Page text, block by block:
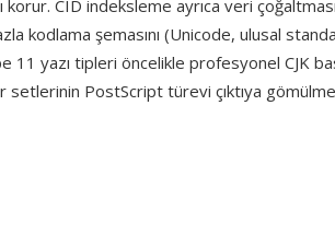
korur. CID indeksleme ayrıca veri
kodlama şemasını (Unicode, ulusal
yazı tipleri öncelikle profesyonel CJK
setlerinin PostScript türevi çıktıya